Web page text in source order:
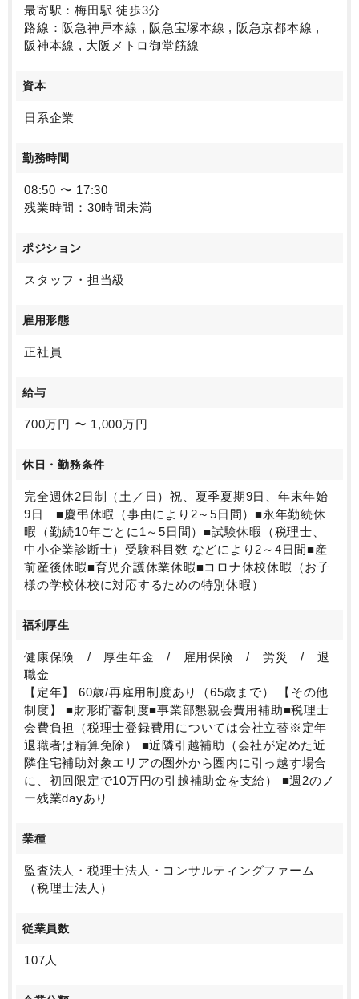
最寄駅：梅田駅 徒歩3分
路線：阪急神戸本線 , 阪急宝塚本線 , 阪急京都本線 ,
阪神本線 , 大阪メトロ御堂筋線
資本
日系企業
勤務時間
08:50 〜 17:30
残業時間：30時間未満
ポジション
スタッフ・担当級
雇用形態
正社員
給与
700万円 〜 1,000万円
休日・勤務条件
完全週休2日制（土／日）祝、夏季夏期9日、年末年始
9日 ■慶弔休暇（事由により2～5日間）■永年勤続休
暇（勤続10年ごとに1～5日間）■試験休暇（税理士、
中小企業診断士）受験科目数 などにより2～4日間■産
前産後休暇■育児介護休業休暇■コロナ休校休暇（お子
様の学校休校に対応するための特別休暇）
福利厚生
健康保険 / 厚生年金 / 雇用保険 / 労災 / 退
職金
【定年】 60歳/再雇用制度あり（65歳まで） 【その他
制度】 ■財形貯蓄制度■事業部懇親会費用補助■税理士
会費負担（税理士登録費用については会社立替※定年
退職者は精算免除） ■近隣引越補助（会社が定めた近
隣住宅補助対象エリアの圏外から圏内に引っ越す場合
に、初回限定で10万円の引越補助金を支給） ■週2のノ
ー残業dayあり
業種
監査法人・税理士法人・コンサルティングファーム
（税理士法人）
従業員数
107人